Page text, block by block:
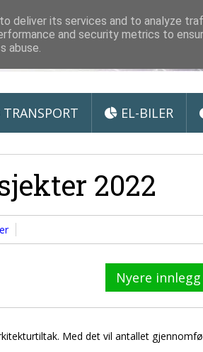
TRANSPORT EL-BILER
2022
Nyere innlegg
Med det vil antallet
deliver its services and to analyze
and security metrics to
abuse.